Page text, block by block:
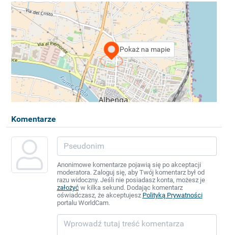
Pokaż na mapie
Komentarze
Anonimowe komentarze pojawią się po akceptacji
moderatora. Zaloguj się, aby Twój komentarz był od
razu widoczny. Jeśli nie posiadasz konta, możesz je
założyćw kilka sekund. Dodając komentarz
oświadczasz, że akceptujesz Polityką Prywatności
portalu WorldCam.